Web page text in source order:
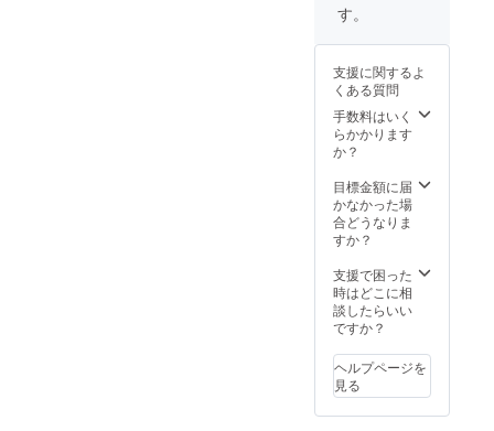
アーと
島の良
さをと
ことん
ご紹介
しま
【詳
細】 ◆
連絡
先：
maart
@gmail
.comか
らご連
しま
す。 ◆
内容：
島内観
す。
支援に関するよ
くある質問
手数料はいく
らかかります
か？
目標金額に届
かなかった場
合どうなりま
すか？
支援で困った
時はどこに相
談したらいい
ですか？
ヘルプページを
見る